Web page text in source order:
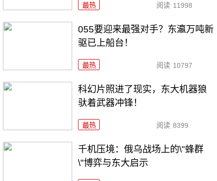
最热 阅读 11998
055要迎来最强对手？东瀛万吨新
驱已上船台！
最热 阅读 10797
科幻片照进了现实，东大机器狼
驮着武器冲锋！
最热 阅读 8399
千机压境：俄乌战场上的\"蜂群
\"博弈与东大启示